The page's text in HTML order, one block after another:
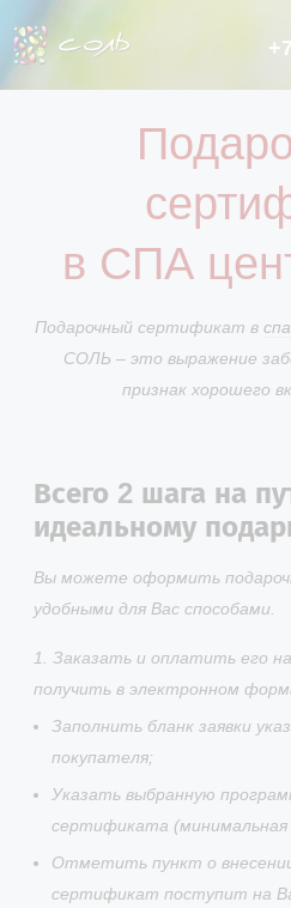
СПА САЛОН
УСЛУГИ СПА
ПОДБЕРИТЕ СЕБЕ
ОТДЕЛЬНЫЕ ЗОНЫ
КОНТАКТЫ
в СПА
Подарочный сертификат в
СОЛЬ – это выражение
признак хорошего
Всего 2 шага на
идеальному
Вы можете оформить
удобными для Вас способами.
1. Заказать и оплатить его
получить в электронном
Заполнить бланк заявки
покупателя;
Указать выбранную
сертификата (минимальная
Отметить пункт о
сертификат поступит на
ПОДАРОЧНЫЙ
СТАТЬИ
SPA ДЛЯ
ЯПОНСКАЯ
БАНЯ
ТУРЕЦКАЯ
БАНЯ
И ДЕВИЧНИКИ
ФИТО БАНЯ
АРЕНДА БАНИ